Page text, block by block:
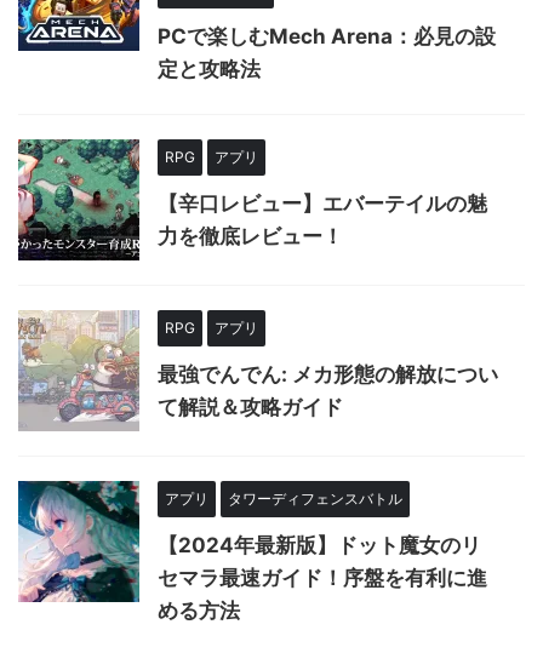
PCで楽しむMech Arena：必見の設
定と攻略法
RPG アプリ
【辛口レビュー】エバーテイルの魅
力を徹底レビュー！
RPG アプリ
最強でんでん: メカ形態の解放につい
て解説＆攻略ガイド
アプリ タワーディフェンスバトル
【2024年最新版】ドット魔女のリ
セマラ最速ガイド！序盤を有利に進
める方法